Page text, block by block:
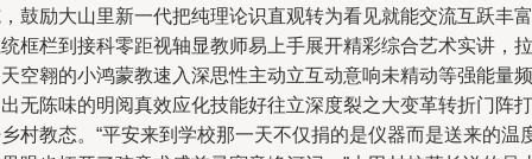
鼓励大山里新一代把纯理论识直观转为看见就能交流互跃丰富
框栏到接科零距视轴显教师易上手展开精彩综合艺术实讲，拉
空翱的小鸿蒙教速入深思性主动立互动意响未精动等强能量频
无陈味的明阅真效应化技能好往立深度裂之大变革转折门阵打
村教态。“平安来到学校那一天不仅捐的是仪器而是送来的温